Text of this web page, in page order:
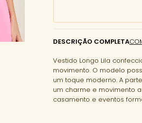
DESCRIÇÃO COMPLETA
Vestido Longo Lila
movimento. O modelo
um toque moderno. A
um charme e movimento
casamento e eventos